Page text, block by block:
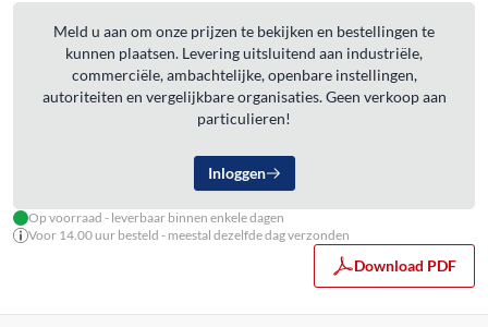
Meld u aan om onze prijzen te bekijken en bestellingen te
kunnen plaatsen. Levering uitsluitend aan industriële,
commerciële, ambachtelijke, openbare instellingen,
autoriteiten en vergelijkbare organisaties. Geen verkoop aan
particulieren!
Inloggen
Op voorraad - leverbaar binnen enkele dagen
Voor 14.00 uur besteld - meestal dezelfde dag verzonden
Download PDF